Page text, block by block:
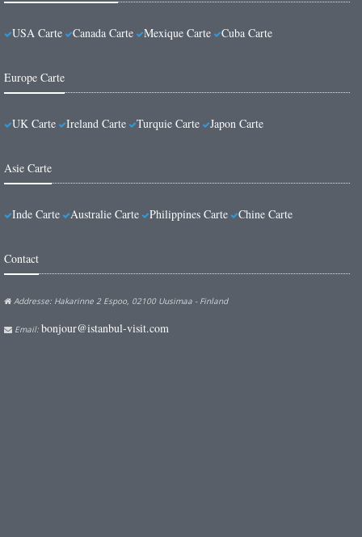
USA Carte Canada Carte Mexique Carte Cuba Carte
Europe Carte
UK Carte Ireland Carte Turquie Carte Japon Carte
Asie Carte
Inde Carte Australie Carte Philippines Carte Chine Carte
Contact
Addresse: Hakarinne 2 Espoo, 02100 Uusimaa - Finland
Email: bonjour@istanbul-visit.com